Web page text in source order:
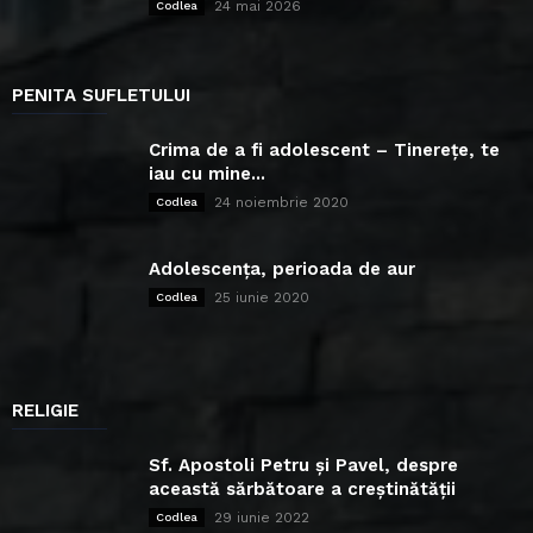
Codlea 24 mai 2026
PENITA SUFLETULUI
Crima de a fi adolescent – Tinerețe, te
iau cu mine...
Codlea 24 noiembrie 2020
Adolescența, perioada de aur
Codlea 25 iunie 2020
RELIGIE
Sf. Apostoli Petru și Pavel, despre
această sărbătoare a creștinătății
Codlea 29 iunie 2022